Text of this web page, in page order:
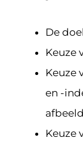
De
Keuze
Keuze
en -
Keuze